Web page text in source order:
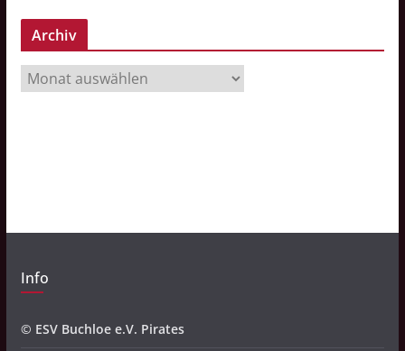
Archiv
Info
© ESV Buchloe e.V. Pirates